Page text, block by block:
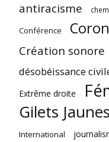
antiracisme
Conférence
Création sonore
désobéissance
Extrême droite
Gilets Jaunes
International